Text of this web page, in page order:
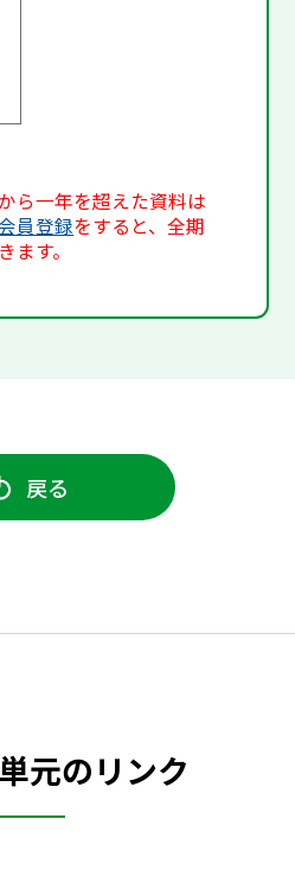
ら一年を超えた資料は
員登録をすると、全期
ます。
戻る
元のリンク